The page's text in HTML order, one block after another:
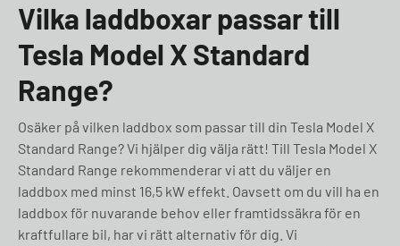
Vilka laddboxar passar till
Tesla Model X Standard
Range?
Osäker på vilken laddbox som passar till din Tesla Model X
Standard Range? Vi hjälper dig välja rätt! Till Tesla Model X
Standard Range rekommenderar vi att du väljer en
laddbox med minst 16,5 kW effekt. Oavsett om du vill ha en
laddbox för nuvarande behov eller framtidssäkra för en
kraftfullare bil, har vi rätt alternativ för dig. Vi